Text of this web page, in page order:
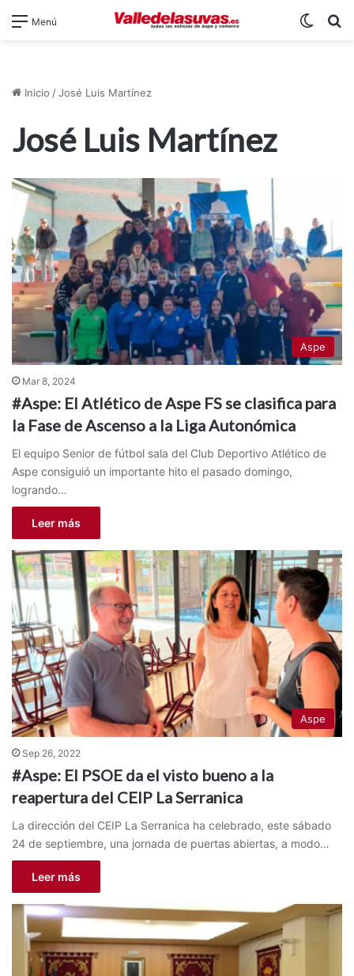
Menú
Inicio /José Luis Martínez
José Luis Martínez
Aspe
Mar 8, 2024
#Aspe: El Atlético de Aspe FS se clasifica para
la Fase de Ascenso a la Liga Autonómica
El equipo Senior de fútbol sala del Club Deportivo Atlético de
Aspe consiguió un importante hito el pasado domingo,
logrando…
Leer más
Aspe
Sep 26, 2022
#Aspe: El PSOE da el visto bueno a la
reapertura del CEIP La Serranica
La dirección del CEIP La Serranica ha celebrado, este sábado
24 de septiembre, una jornada de puertas abiertas, a modo…
Leer más